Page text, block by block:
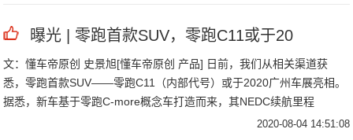
曝光 | 零跑首款SUV，零跑C11或于20
文：懂车帝原创 史景旭[懂车帝原创 产品] 日前，我们从相关渠道获
悉，零跑首款SUV——零跑C11（内部代号）或于2020广州车展亮相。
据悉，新车基于零跑C-more概念车打造而来，其NEDC续航里程
2020-08-04 14:51:08